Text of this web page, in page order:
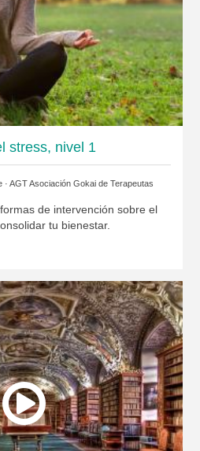
stress, nivel 1
· AGT Asociación Gokai de Terapeutas
de intervención sobre el
tu bienestar.